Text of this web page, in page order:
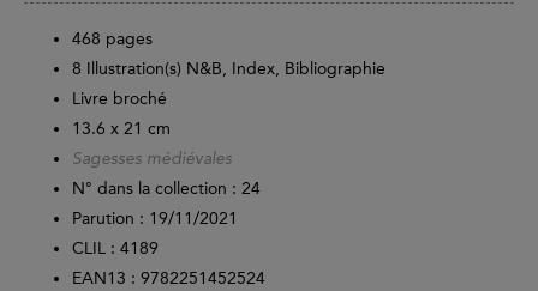
468 pages
8 Illustration(s) N&B, Index, Bibliographie
Livre broché
13.6 x 21 cm
Sagesses médiévales
N° dans la collection : 24
Parution : 19/11/2021
CLIL : 4189
EAN13 : 9782251452524